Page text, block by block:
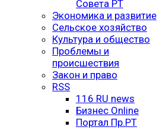
Совета РТ
Экономика и развитие
Сельское хозяйство
Культура и общество
Проблемы и
происшествия
Закон и право
RSS
116 RU news
Бизнес Online
Портал Пр.РТ